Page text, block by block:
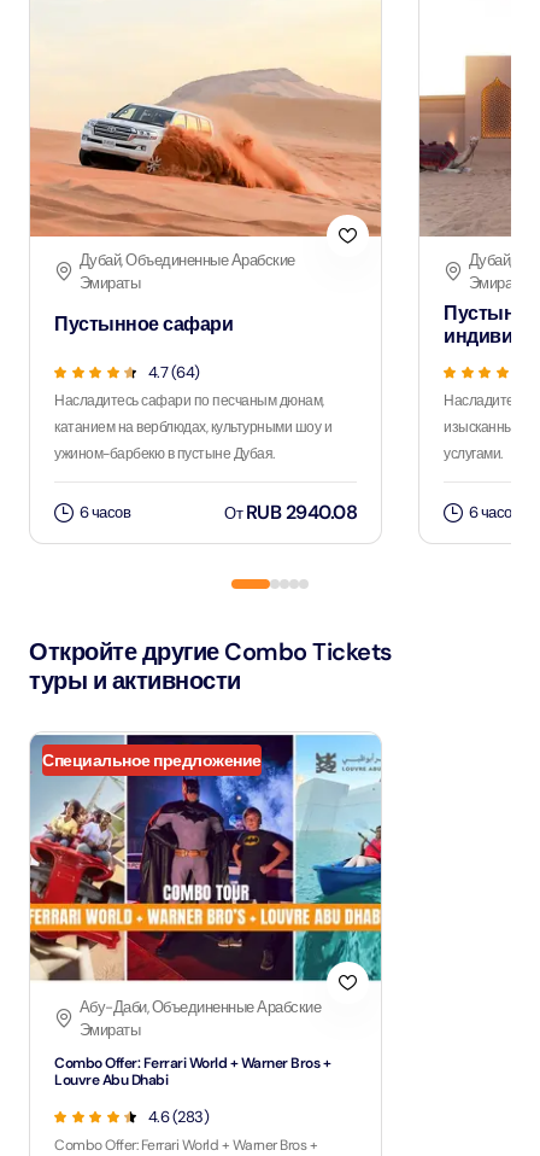
Дубай, Объединенные Арабские
Эмираты
Пустынное сафари
4.7 (64)
Насладитесь сафари по песчаным дюнам,
катанием на верблюдах, культурными шоу и
ужином-барбекю в пустыне Дубая.
6 часов ОтRUB 2940.08
Дубай,
Эмираты
Насладитесь
изысканным
услугами.
6 часов
Откройте другие Combo Tickets
туры и активности
Специальное предложение
Абу-Даби, Объединенные Арабские
Эмираты
Combo Offer: Ferrari World + Warner Bros +
Louvre Abu Dhabi
4.6 (283)
Combo Offer: Ferrari World + Warner Bros +